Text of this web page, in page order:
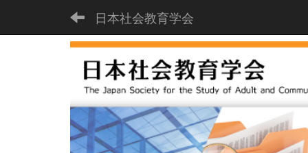
日本社会教育学会